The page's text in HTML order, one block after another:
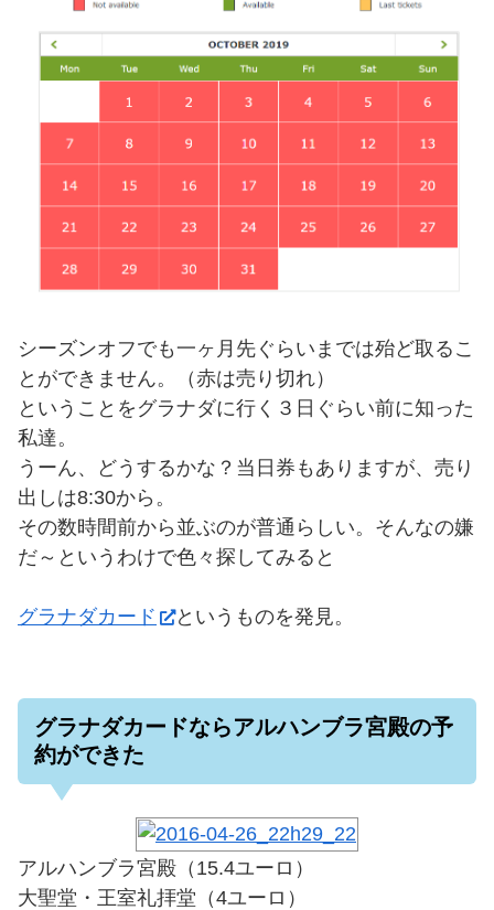
シーズンオフでも一ヶ月先ぐらいまでは殆ど取るこ
とができません。（赤は売り切れ）
ということをグラナダに行く３日ぐらい前に知った
私達。
うーん、どうするかな？当日券もありますが、売り
出しは8:30から。
その数時間前から並ぶのが普通らしい。そんなの嫌
だ～というわけで色々探してみると
グラナダカード というものを発見。
グラナダカードならアルハンブラ宮殿の予
約ができた
アルハンブラ宮殿（15.4ユーロ）
大聖堂・王室礼拝堂（4ユーロ）